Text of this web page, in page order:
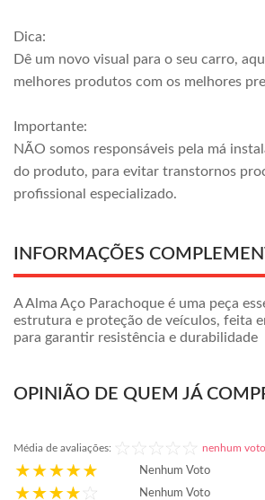
Dica:
Dê um novo visual para o seu carro,
melhores produtos com os melhores
Importante:
NÃO somos responsáveis pela má
do produto, para evitar transtornos
profissional especializado.
INFORMAÇÕES
A Alma Aço Parachoque é uma peça
estrutura e proteção de veículos, feita
para garantir resistência e durabilidade
OPINIÃO DE QUEM JÁ
Média de avaliações: nenhum voto
Nenhum Voto
Nenhum Voto